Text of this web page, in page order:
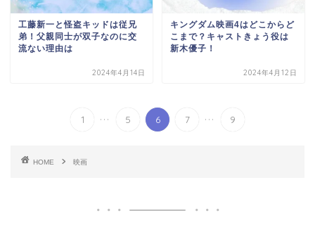
工藤新一と怪盗キッドは従兄
弟！父親同士が双子なのに交
流ない理由は
2024年4月14日
キングダム映画4はどこからど
こまで？キャストきょう役は
新木優子！
2024年4月12日
1 ... 5 6 7 ... 9
HOME 映画